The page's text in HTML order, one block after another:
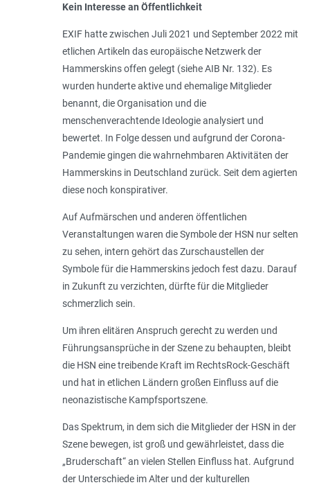
Kein Interesse an Öffentlichkeit
EXIF hatte zwischen Juli 2021 und September 2022 mit
etlichen Artikeln das europäische Netzwerk der
Hammerskins offen gelegt (siehe AIB Nr. 132). Es
wurden hunderte aktive und ehemalige Mitglieder
benannt, die Organisation und die
menschenverachtende Ideologie analysiert und
bewertet. In Folge dessen und aufgrund der Corona-
Pandemie gingen die wahrnehmbaren Aktivitäten der
Hammerskins in Deutschland zurück. Seit dem agierten
diese noch konspirativer.
Auf Aufmärschen und anderen öffentlichen
Veranstaltungen waren die Symbole der HSN nur selten
zu sehen, intern gehört das Zurschaustellen der
Symbole für die Hammerskins jedoch fest dazu. Darauf
in Zukunft zu verzichten, dürfte für die Mitglieder
schmerzlich sein.
Um ihren elitären Anspruch gerecht zu werden und
Führungsansprüche in der Szene zu behaupten, bleibt
die HSN eine treibende Kraft im RechtsRock-Geschäft
und hat in etlichen Ländern großen Einfluss auf die
neonazistische Kampfsport­szene.
Das Spektrum, in dem sich die Mitglieder der HSN in der
Szene bewegen, ist groß und gewährleistet, dass die
„Bruderschaft“ an vielen Stellen Einfluss hat. Aufgrund
der Unterschiede im Alter und der kulturellen